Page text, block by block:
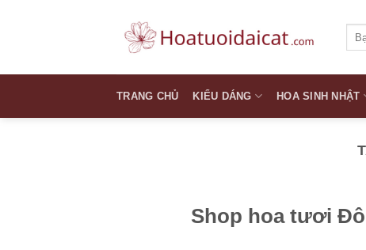
kiếm:
TRANG CHỦ KIỂU DÁNG HOA SINH NHẬT
Shop hoa tươi